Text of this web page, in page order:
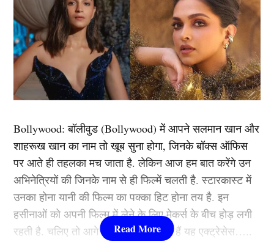
दरअसल सारा अली खान (Sara Ali Khan) पर जुर्माना लगाया
गया है। और यह जुर्माना कोई हजार,लाख रुपयों का नहीं है।
बल्कि सारा अली खान पर करोड़ों रुपए का जुर्माना लगा है। मशहूर
फिल्म डायरेक्टर ने ही सारा अली खान पर ये जुर्माना ठोड दिया है।
बता दें ये बात तब कि है जब सारा (Sara Ali Khan) ने बॉलीवुड
सारा को बॉलीवुड के एक मशहूर डायरेक्टर ने कोर्ट में घसीटा था
और उन पर कई आरोप लगाए थे।
आइए बताते हैं क्या था पूरा मामला?
Next Article
Bollywood:बॉलीवुड (Bollywood)में आपने सलमान खान और
शाहरूख खान का नाम तो खूब सुना होगा, जिनके बॉक्स ऑफिस
पर आते ही तहलका मच जाता है. लेकिन आज हम बात करेंगे उन
अभिनेत्रियों की जिनके नाम से ही फिल्में चलती है. स्टारकास्ट में
उनका होना यानी की फिल्म का पक्का हिट होना तय है. इन
हसीनाओं को अपनी फिल्म में लेने के लिए मेकर्स के बीच होड़ लगी
रहती है. चलिए तो आगे जानते हैं कौन-कौन हैं यह एक्ट्रेसेस…..